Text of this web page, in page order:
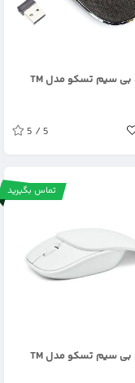
ماوس بی سیم تسکو مدل TM
5 / 5
تماس بگیرید
ماوس بی سیم تسکو مدل TM